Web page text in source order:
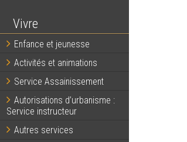
Vivre
Enfance et jeunesse
Activités et animations
Service Assainissement
Autorisations d’urbanisme :
Service instructeur
Autres services